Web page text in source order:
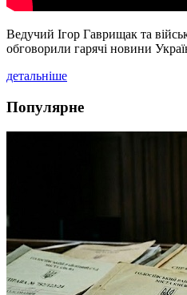
Ведучий Ігор Гаврищак та
обговорили гарячі новини
детальніше
Популярне